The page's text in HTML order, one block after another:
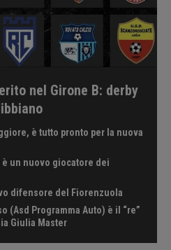
nel Girone B: derby
è tutto pronto per la nuova
un nuovo giocatore dei
difensore del Fiorenzuola
(Asd Programma Auto) è il “re”
Giulia Master